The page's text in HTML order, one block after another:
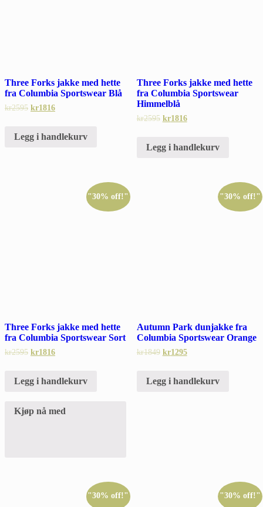
Three Forks jakke med hette
fra Columbia Sportswear Blå
kr2595 kr1816
Legg i handlekurv
Three Forks jakke med hette
fra Columbia Sportswear
Himmelblå
kr2595 kr1816
Legg i handlekurv
"30% off!"
Three Forks jakke med hette
fra Columbia Sportswear Sort
kr2595 kr1816
Legg i handlekurv
Kjøp nå med
"30% off!"
Autumn Park dunjakke fra
Columbia Sportswear Orange
kr1849 kr1295
Legg i handlekurv
"30% off!" "30% off!"